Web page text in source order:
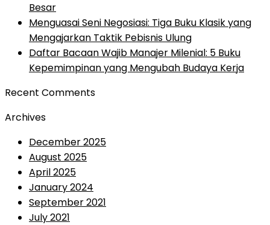
Besar
Menguasai Seni Negosiasi: Tiga Buku Klasik yang
Mengajarkan Taktik Pebisnis Ulung
Daftar Bacaan Wajib Manajer Milenial: 5 Buku
Kepemimpinan yang Mengubah Budaya Kerja
Recent Comments
Archives
December 2025
August 2025
April 2025
January 2024
September 2021
July 2021